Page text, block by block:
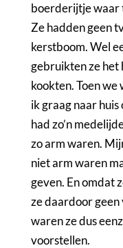
boerderijtje waar
Ze hadden geen
kerstboom. Wel
gebruikten ze het
kookten. Toen
ik graag naar
had zo’n
zo arm waren.
niet arm waren
geven. En omdat
ze daardoor
waren ze dus
voorstellen.